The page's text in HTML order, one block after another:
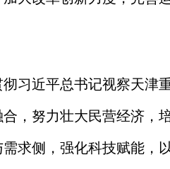
习近平总书记视察天津
合 ，努力壮大民营经济，
求侧， 强化科技赋能，